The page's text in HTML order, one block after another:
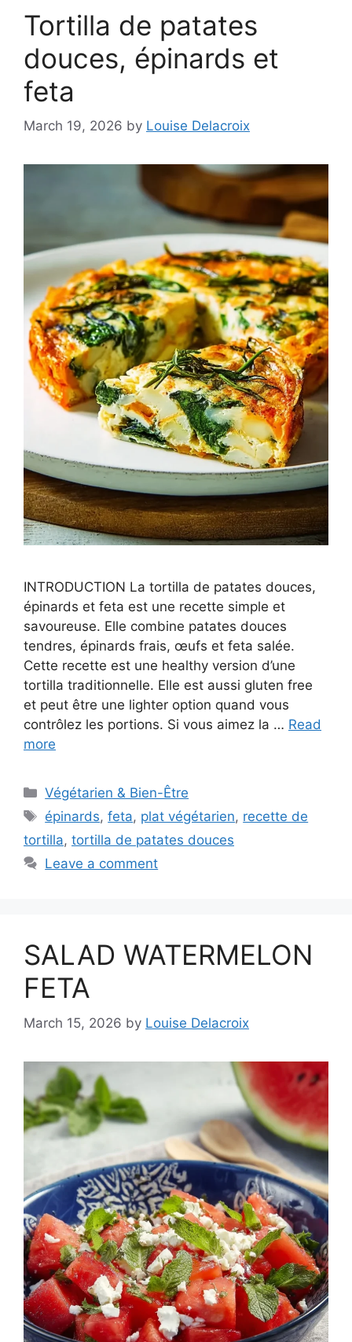
Tortilla de patates
douces, épinards et
feta
March 19, 2026 by Louise Delacroix
INTRODUCTION La tortilla de patates douces,
épinards et feta est une recette simple et
savoureuse. Elle combine patates douces
tendres, épinards frais, œufs et feta salée.
Cette recette est une healthy version d’une
tortilla traditionnelle. Elle est aussi gluten free
et peut être une lighter option quand vous
contrôlez les portions. Si vous aimez la … Read
more
Categories
Végétarien & Bien-Être
Tags
épinards,feta, plat végétarien, recette de
tortilla, tortilla de patates douces
Leave a comment
SALAD WATERMELON
FETA
March 15, 2026 by Louise Delacroix